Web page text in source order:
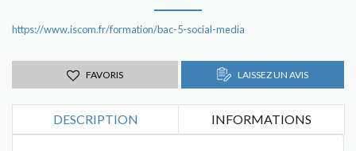
https://www.iscom.fr/formation/bac-5-social-media
FAVORIS LAISSEZ UN AVIS
DESCRIPTION INFORMATIONS